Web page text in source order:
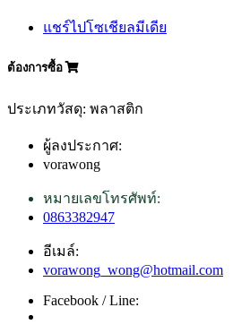
แชร์ไปโซเชียลมีเดีย
ต้องการซื้อ
ประเภทวัสดุ: พลาสติก
ผู้ลงประกาศ:
vorawong
หมายเลขโทรศัพท์:
0863382947
อีเมล์:
vorawong_wong@hotmail.com
Facebook / Line: